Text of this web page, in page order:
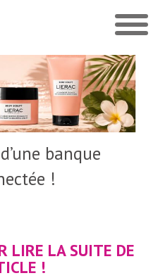
banque
!
LIRE LA SUITE DE
!